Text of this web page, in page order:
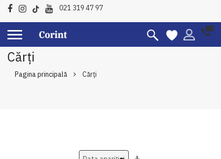
021 319 47 97
Cărți
Pagina principală Cărți